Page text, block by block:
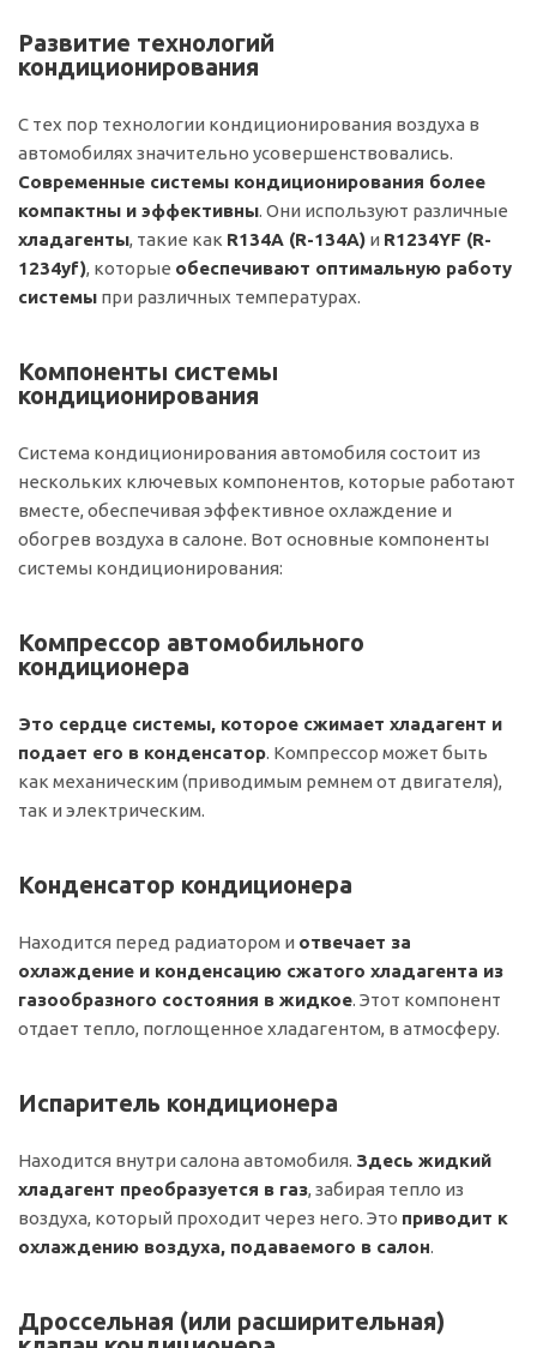
Развитие технологий
кондиционирования
С тех пор технологии кондиционирования воздуха в
автомобилях значительно усовершенствовались.
Современные системы кондиционирования более
компактны и эффективны. Они используют различные
хладагенты, такие как R134A (R-134A) и R1234YF (R-
1234yf), которые обеспечивают оптимальную работу
системы при различных температурах.
Компоненты системы
кондиционирования
Система кондиционирования автомобиля состоит из
нескольких ключевых компонентов, которые работают
вместе, обеспечивая эффективное охлаждение и
обогрев воздуха в салоне. Вот основные компоненты
системы кондиционирования:
Компрессор автомобильного
кондиционера
Это сердце системы, которое сжимает хладагент и
подает его в конденсатор. Компрессор может быть
как механическим (приводимым ремнем от двигателя),
так и электрическим.
Конденсатор кондиционера
Находится перед радиатором и отвечает за
охлаждение и конденсацию сжатого хладагента из
газообразного состояния в жидкое. Этот компонент
отдает тепло, поглощенное хладагентом, в атмосферу.
Испаритель кондиционера
Находится внутри салона автомобиля. Здесь жидкий
хладагент преобразуется в газ, забирая тепло из
воздуха, который проходит через него. Это приводит к
охлаждению воздуха, подаваемого в салон.
Дроссельная (или расширительная)